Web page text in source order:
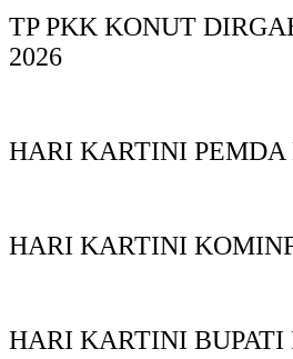
TP PKK KONUT
2026
HARI KARTINI PEMDA
HARI KARTINI
HARI KARTINI BUPATI